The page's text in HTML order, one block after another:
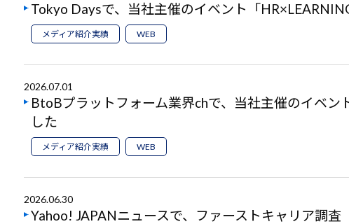
Tokyo Daysで、当社主催のイベント「
メディア紹介実績 WEB
2026.07.01
BtoBプラットフォーム業界chで、当社主催のイベ
した
メディア紹介実績 WEB
2026.06.30
Yahoo! JAPANニュースで、ファーストキャリア調